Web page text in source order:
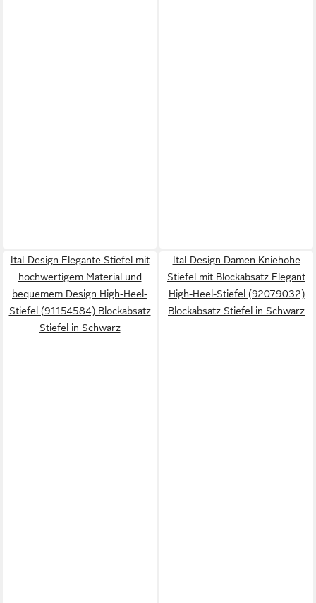
Ital-Design Elegante Stiefel mit
hochwertigem Material und
bequemem Design High-Heel-
Stiefel (91154584) Blockabsatz
Stiefel in Schwarz
Ital-Design Damen Kniehohe
Stiefel mit Blockabsatz Elegant
High-Heel-Stiefel (92079032)
Blockabsatz Stiefel in Schwarz